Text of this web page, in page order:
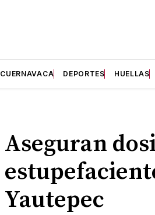
CUERNAVACA DEPORTES HUELLAS
Aseguran
Yautepec